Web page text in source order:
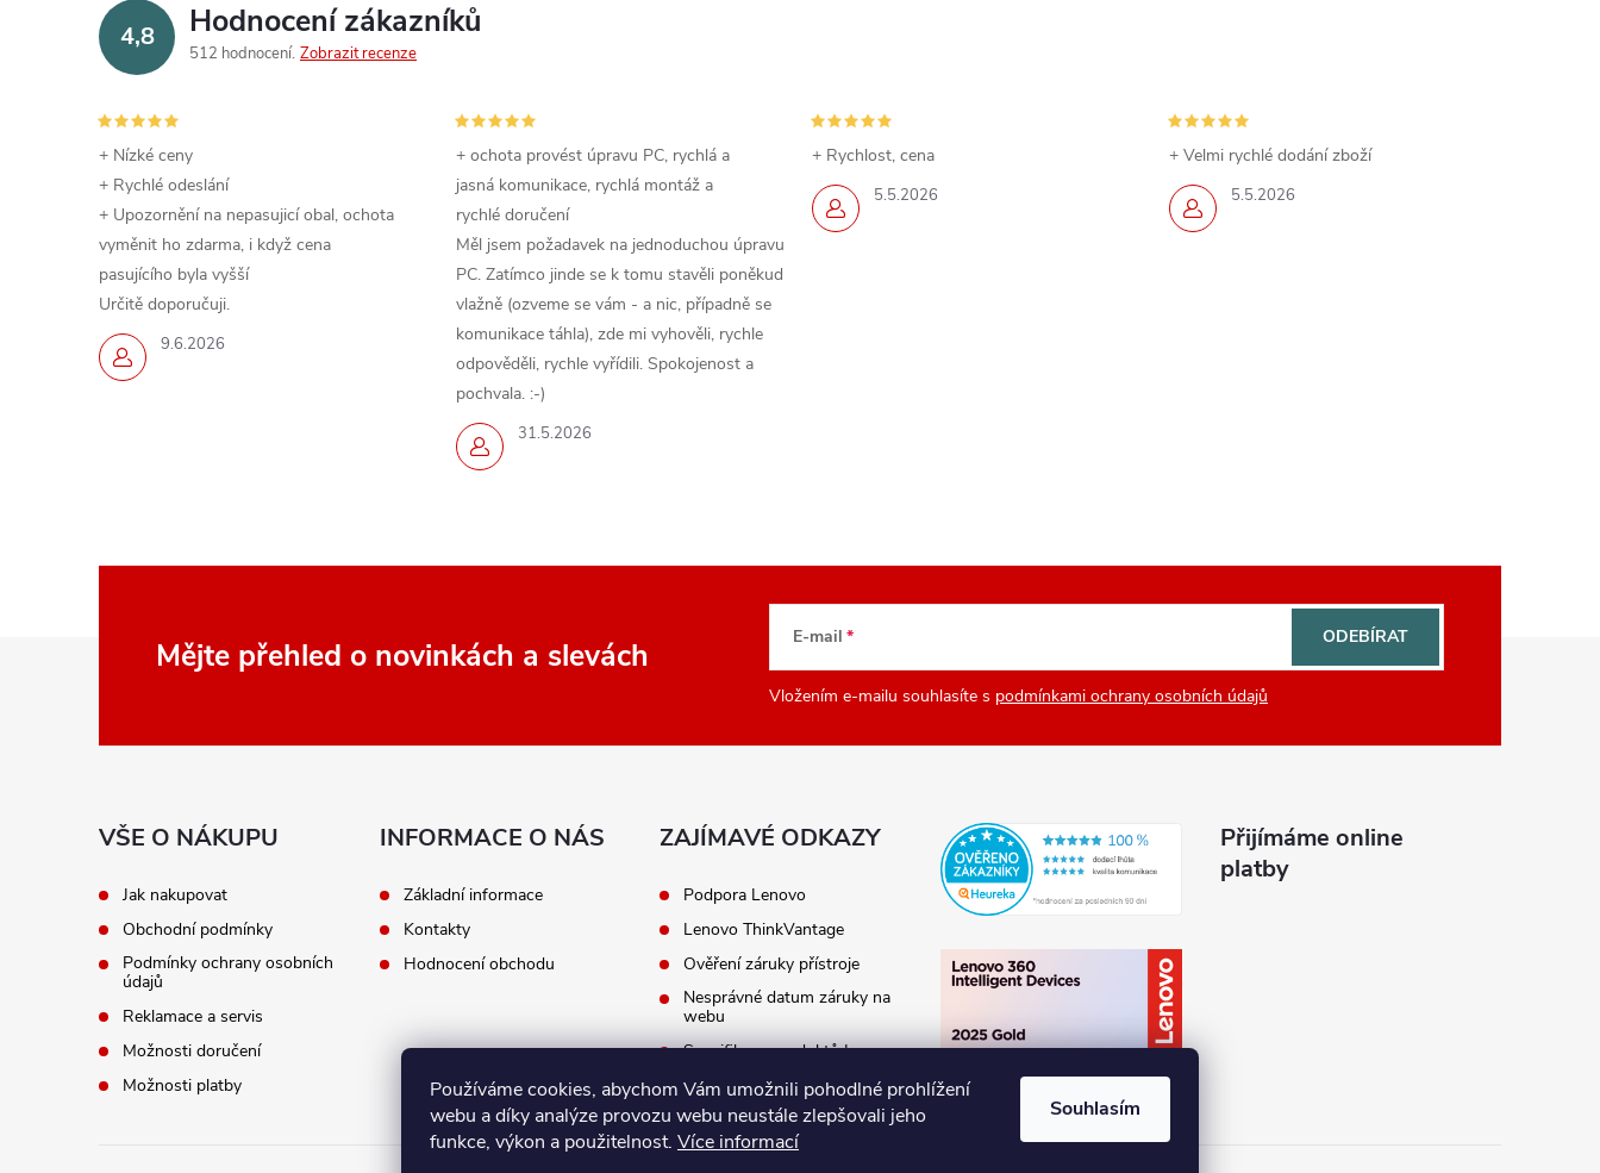
Používáme cookies, abychom Vám umožnili pohodlné prohlížení
webu a díky analýze provozu webu neustále zlepšovali jeho
funkce, výkon a použitelnost. Více informací
Souhlasím
4,8 Hodnocení zákazníků
512 hodnocení Zobrazit recenze
9.6.2026
+ Nízké ceny
+ Rychlé odeslání
+ Upozornění na nepasujicí obal, ochota
vyměnit ho zdarma, i když cena
pasujícího byla vyšší
Určitě doporučuji.
31.5.2026
+ ochota provést úpravu PC, rychlá a
jasná komunikace, rychlá montáž a
rychlé doručení
Měl jsem požadavek na jednoduchou úpravu
PC. Zatímco jinde se k tomu stavěli poněkud
vlažně (ozveme se vám - a nic, případně se
komunikace táhla), zde mi vyhověli, rychle
odpověděli, rychle vyřídili. Spokojenost a
pochvala. :-)
5.5.2026
+ Rychlost, cena
5.5.2026
+ Velmi rychlé dodání zboží
Mějte přehled o novinkách a slevách E-mail
Vložením e-mailu souhlasíte s podmínkami ochrany osobních údajů
ODEBÍRAT
VŠE O NÁKUPU
Jak nakupovat
Obchodní podmínky
Podmínky ochrany osobních
údajů
Reklamace a servis
Možnosti doručení
Možnosti platby
INFORMACE O NÁS
Základní informace
Kontakty
Hodnocení obchodu
ZAJÍMAVÉ ODKAZY
Podpora Lenovo
Lenovo ThinkVantage
Ověření záruky přístroje
Nesprávné datum záruky na
webu
Specifikace produktů Lenovo
Ověření kompatibility
produktů
Přijímáme online
platby